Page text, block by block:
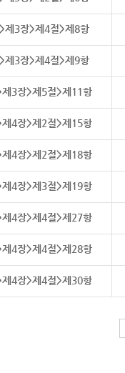
제3장>제4절>제8항
제3장>제4절>제9항
제3장>제5절>제11항
제4장>제2절>제15항
제4장>제2절>제18항
제4장>제3절>제19항
제4장>제4절>제27항
제4장>제4절>제28항
제4장>제4절>제30항